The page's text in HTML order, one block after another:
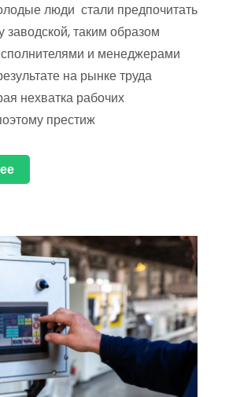
люди стали предпочитать
таким образом
и менеджерами
на рынке труда
нехватка рабочих
престиж